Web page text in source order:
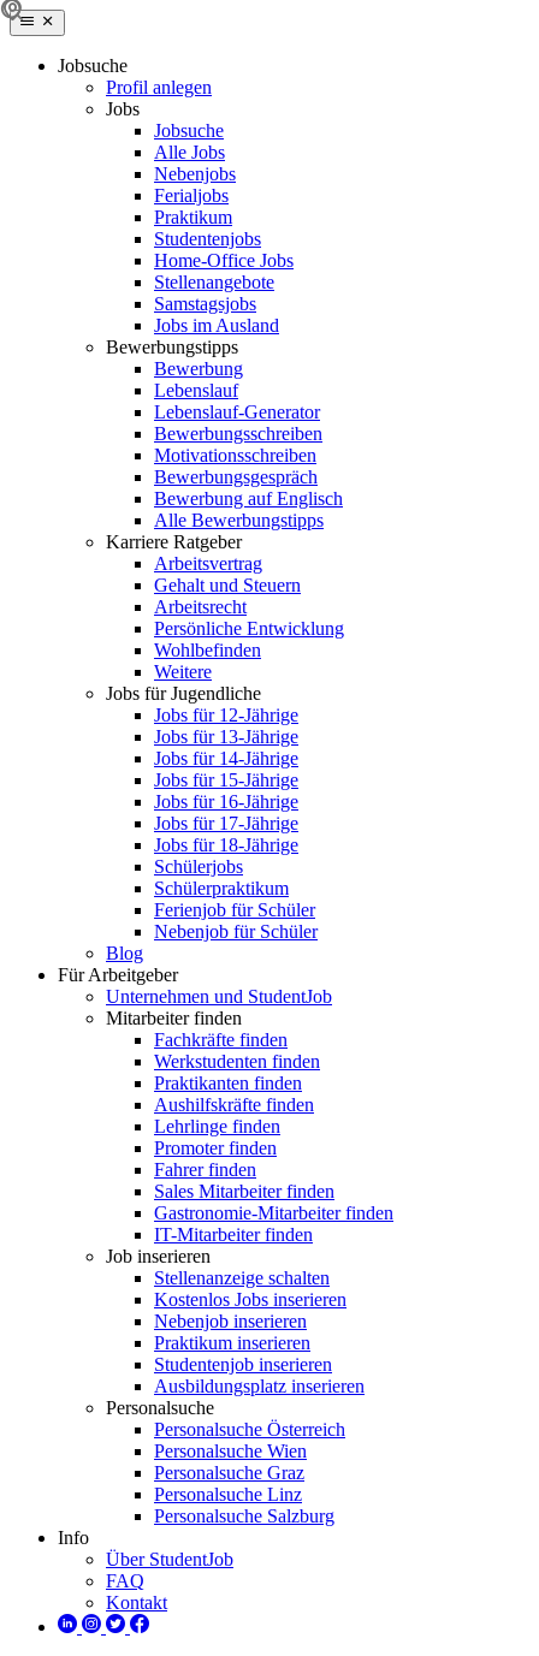
Jobsuche
Profil anlegen
Jobs
Jobsuche
Alle Jobs
Nebenjobs
Ferialjobs
Praktikum
Studentenjobs
Home-Office Jobs
Stellenangebote
Samstagsjobs
Jobs im Ausland
Bewerbungstipps
Bewerbung
Lebenslauf
Lebenslauf-Generator
Bewerbungsschreiben
Motivationsschreiben
Bewerbungsgespräch
Bewerbung auf Englisch
Alle Bewerbungstipps
Karriere Ratgeber
Arbeitsvertrag
Gehalt und Steuern
Arbeitsrecht
Persönliche Entwicklung
Wohlbefinden
Weitere
Jobs für Jugendliche
Jobs für 12-Jährige
Jobs für 13-Jährige
Jobs für 14-Jährige
Jobs für 15-Jährige
Jobs für 16-Jährige
Jobs für 17-Jährige
Jobs für 18-Jährige
Schülerjobs
Schülerpraktikum
Ferienjob für Schüler
Nebenjob für Schüler
Blog
Für Arbeitgeber
Unternehmen und StudentJob
Mitarbeiter finden
Fachkräfte finden
Werkstudenten finden
Praktikanten finden
Aushilfskräfte finden
Lehrlinge finden
Promoter finden
Fahrer finden
Sales Mitarbeiter finden
Gastronomie-Mitarbeiter finden
IT-Mitarbeiter finden
Job inserieren
Stellenanzeige schalten
Kostenlos Jobs inserieren
Nebenjob inserieren
Praktikum inserieren
Studentenjob inserieren
Ausbildungsplatz inserieren
Personalsuche
Personalsuche Österreich
Personalsuche Wien
Personalsuche Graz
Personalsuche Linz
Personalsuche Salzburg
Info
Über StudentJob
FAQ
Kontakt